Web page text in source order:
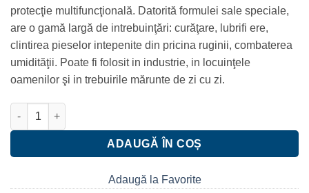
protecţie multifuncţională. Datorită formulei sale speciale,
are o gamă largă de intrebuinţări: curăţare, lubrifi ere,
clintirea pieselor intepenite din pricina ruginii, combaterea
umidităţii. Poate fi folosit in industrie, in locuinţele
oamenilor şi in trebuirile mărunte de zi cu zi.
Cantitate Spray Anticoroziv, Lubrifiant Multifunctional, Akfix
ADAUGĂ ÎN COȘ
Adaugă la Favorite